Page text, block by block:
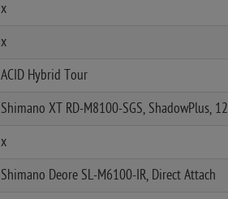
x
x
ACID Hybrid Tour
Shimano XT RD-M8100-SGS, ShadowPlus,
x
Shimano Deore SL-M6100-IR, Direct Attach